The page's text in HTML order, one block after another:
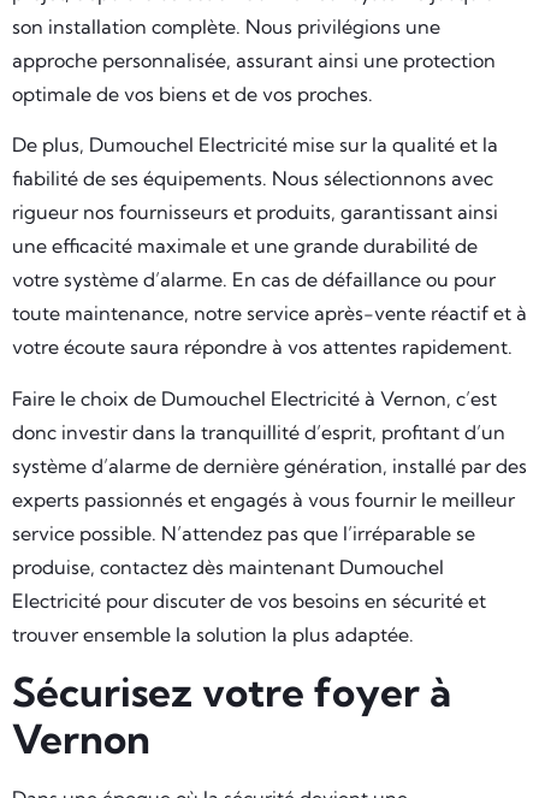
son installation complète. Nous privilégions une
approche personnalisée, assurant ainsi une protection
optimale de vos biens et de vos proches.
De plus, Dumouchel Electricité mise sur la qualité et la
fiabilité de ses équipements. Nous sélectionnons avec
rigueur nos fournisseurs et produits, garantissant ainsi
une efficacité maximale et une grande durabilité de
votre système d’alarme. En cas de défaillance ou pour
toute maintenance, notre service après-vente réactif et à
votre écoute saura répondre à vos attentes rapidement.
Faire le choix de Dumouchel Electricité à Vernon, c’est
donc investir dans la tranquillité d’esprit, profitant d’un
système d’alarme de dernière génération, installé par des
experts passionnés et engagés à vous fournir le meilleur
service possible. N’attendez pas que l’irréparable se
produise, contactez dès maintenant Dumouchel
Electricité pour discuter de vos besoins en sécurité et
trouver ensemble la solution la plus adaptée.
Sécurisez votre foyer à
Vernon